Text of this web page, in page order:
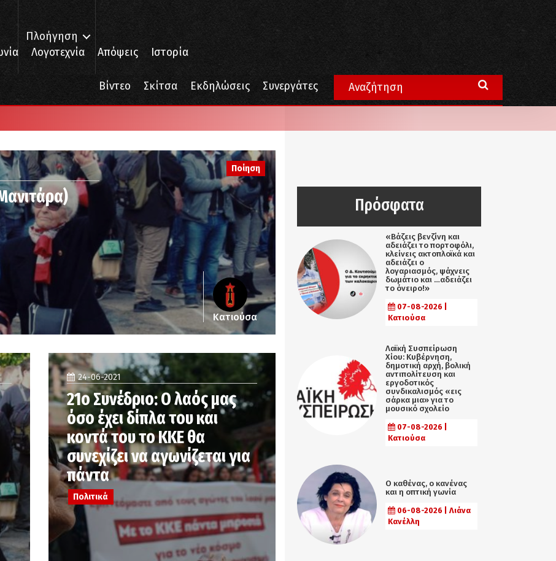
Πλοήγηση
Λογοτεχνία Απόψεις Ιστορία
Βίντεο Σκίτσα Εκδηλώσεις Συνεργάτες
Ποίηση
Κατιούσα
24-06-2021
21ο Συνέδριο: Ο λαός μας
όσο έχει δίπλα του και
κοντά του το ΚΚΕ θα
συνεχίζει να αγωνίζεται για
πάντα
Πολιτικά
Πρόσφατα
«Βάζεις βενζίνη και
αδειάζει το πορτοφόλι,
κλείνεις ακτοπλοϊκά και
αδειάζει ο
λογαριασμός, ψάχνεις
δωμάτιο και …αδειάζει
το όνειρο!»
07-08-2026 |
Κατιούσα
Λαϊκή Συσπείρωση
Χίου: Κυβέρνηση,
δημοτική αρχή, βολική
αντιπολίτευση και
εργοδοτικός
συνδικαλισμός «εις
σάρκα μια» για το
μουσικό σχολείο
07-08-2026 |
Κατιούσα
Ο καθένας, ο κανένας
και η οπτική γωνία
06-08-2026 | Λιάνα
Κανέλλη